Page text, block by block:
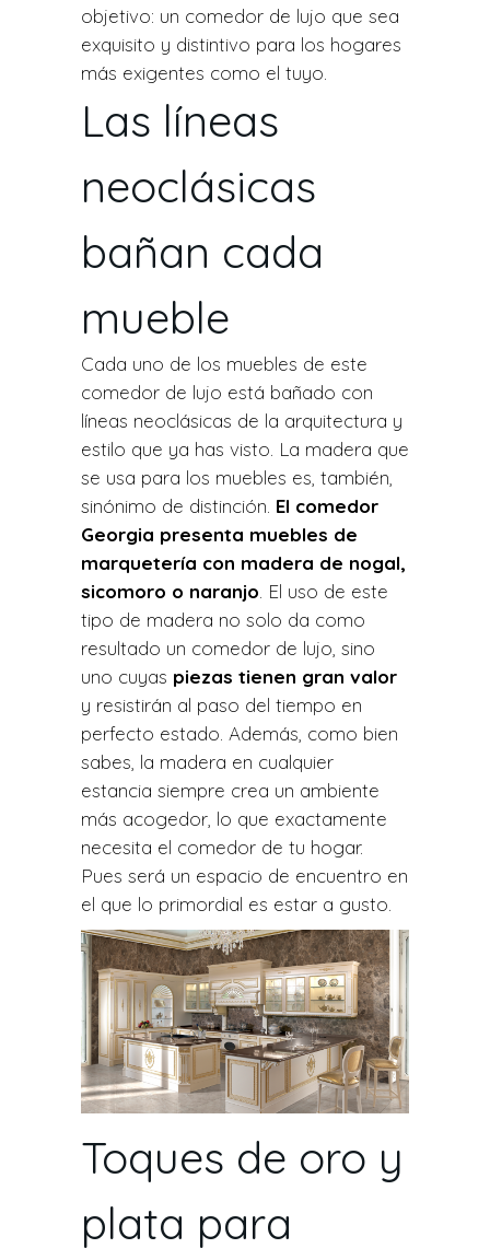
objetivo: un comedor de lujo que sea
exquisito y distintivo para los hogares
más exigentes como el tuyo.
Las líneas
neoclásicas
bañan cada
mueble
Cada uno de los muebles de este
comedor de lujo está bañado con
líneas neoclásicas de la arquitectura y
estilo que ya has visto. La madera que
se usa para los muebles es, también,
sinónimo de distinción. El comedor
Georgia presenta muebles de
marquetería con madera de nogal,
sicomoro o naranjo . El uso de este
tipo de madera no solo da como
resultado un comedor de lujo, sino
uno cuyas piezas tienen gran valor
y resistirán al paso del tiempo en
perfecto estado. Además, como bien
sabes, la madera en cualquier
estancia siempre crea un ambiente
más acogedor, lo que exactamente
necesita el comedor de tu hogar.
Pues será un espacio de encuentro en
el que lo primordial es estar a gusto.
Toques de oro y
plata para